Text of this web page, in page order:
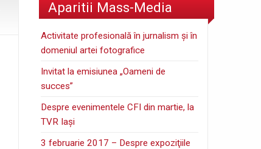
Aparitii Mass-Media
Activitate profesională în jurnalism şi în
domeniul artei fotografice
Invitat la emisiunea „Oameni de
succes”
Despre evenimentele CFI din martie, la
TVR Iaşi
3 februarie 2017 – Despre expoziţiile